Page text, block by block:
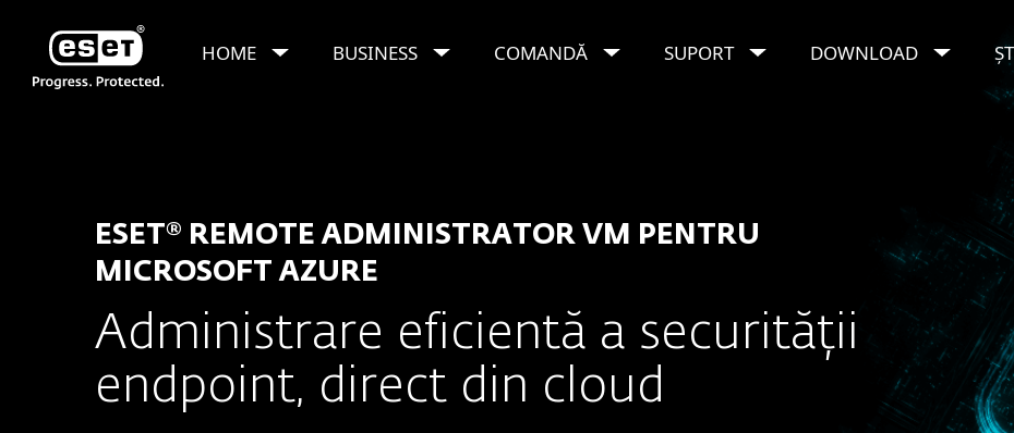
HOME BUSINESS COMANDĂ SUPORT DOWNLOAD
ESET® REMOTE ADMINISTRATOR VM PENTRU
MICROSOFT AZURE
Administrare eficientă a securității
endpoint, direct din cloud